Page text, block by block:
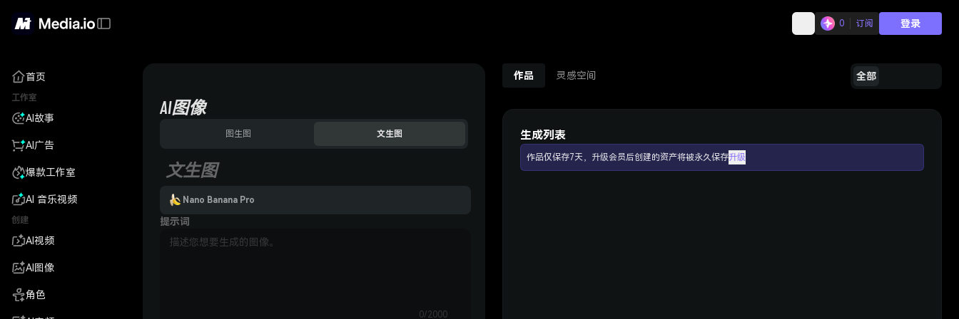
0 订阅 登录
首页
工作室
AI故事
AI广告
爆款工作室
AI 音乐视频
创建
AI视频
AI图像
角色
AI图像
图生图 文生图
文生图
Nano Banana Pro
提示词
0/2000
作品 灵感空间 全部
生成列表
作品仅保存7天，升级会员后创建的资产将被永久保存升级